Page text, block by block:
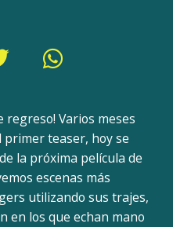
regreso! Varios meses
teaser, hoy se
la próxima película de
escenas más
utilizando sus trajes,
en los que echan mano